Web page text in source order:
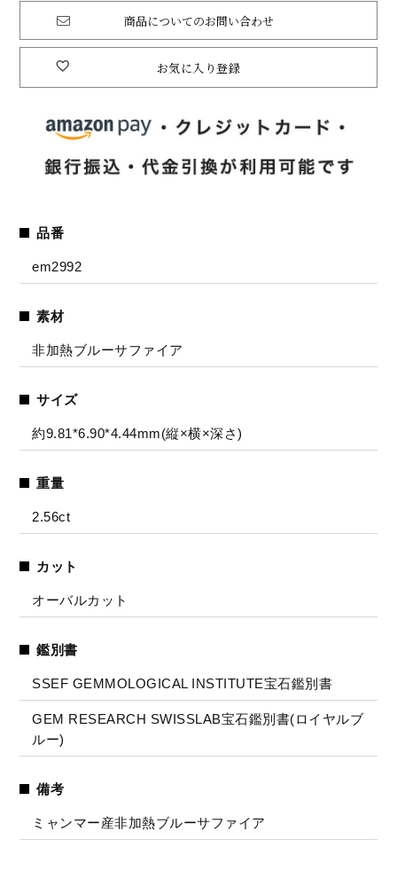
お気に入り登録
商品についてのお問い合わせ
品番
em2992
素材
非加熱ブルーサファイア
サイズ
約9.81*6.90*4.44mm(縦×横×深さ)
重量
2.56ct
カット
オーバルカット
鑑別書
SSEF GEMMOLOGICAL INSTITUTE宝石鑑別書
GEM RESEARCH SWISSLAB宝石鑑別書(ロイヤルブ
ルー)
備考
ミャンマー産非加熱ブルーサファイア